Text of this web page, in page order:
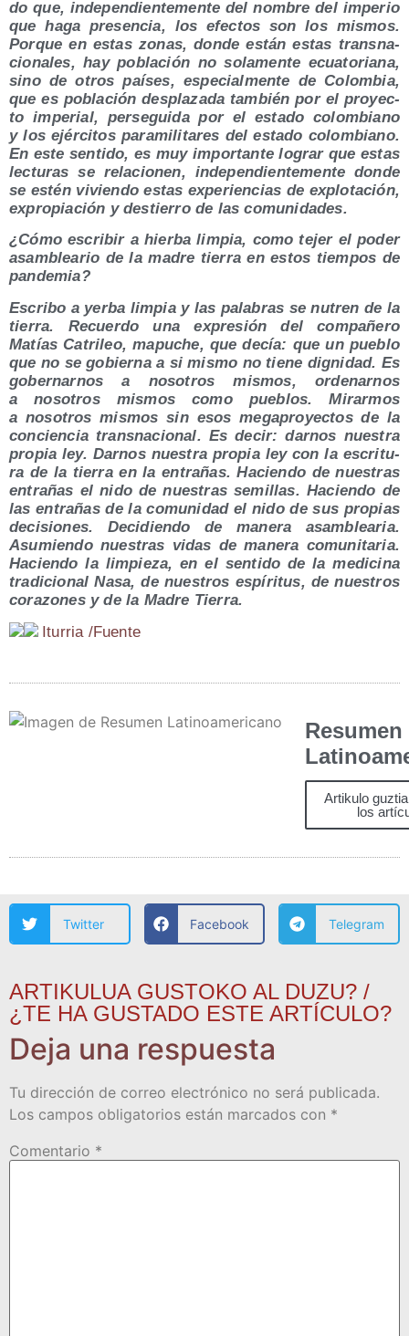
do que, inde­pen­dien­te­men­te del nom­bre del impe­rio
que haga pre­sen­cia, los efec­tos son los mis­mos.
Por­que en estas zonas, don­de están estas trans­na­
cio­na­les, hay pobla­ción no sola­men­te ecua­to­ria­na,
sino de otros paí­ses, espe­cial­men­te de Colom­bia,
que es pobla­ción des­pla­za­da tam­bién por el pro­yec­
to impe­rial, per­se­gui­da por el esta­do colom­biano
y los ejér­ci­tos para­mi­li­ta­res del esta­do colom­biano.
En este sen­ti­do, es muy impor­tan­te lograr que estas
lec­tu­ras se rela­cio­nen, inde­pen­dien­te­men­te don­de
se estén vivien­do estas expe­rien­cias de explo­ta­ción,
expro­pia­ción y des­tie­rro de las comunidades.
¿Cómo escri­bir a hier­ba lim­pia, como tejer el poder
asam­blea­rio de la madre tie­rra en estos tiem­pos de
pandemia?
Escri­bo a yer­ba lim­pia y las pala­bras se nutren de la
tie­rra. Recuer­do una expre­sión del com­pa­ñe­ro
Matías Catri­leo, mapu­che, que decía: que un pue­blo
que no se gobier­na a si mis­mo no tie­ne dig­ni­dad. Es
gober­nar­nos a noso­tros mis­mos, orde­nar­nos
a noso­tros mis­mos como pue­blos. Mirar­mos
a noso­tros mis­mos sin esos mega­pro­yec­tos de la
con­cien­cia trans­na­cio­nal. Es decir: dar­nos nues­tra
pro­pia ley. Dar­nos nues­tra pro­pia ley con la escri­tu­
ra de la tie­rra en la entra­ñas. Hacien­do de nues­tras
entra­ñas el nido de nues­tras semi­llas. Hacien­do de
las entra­ñas de la comu­ni­dad el nido de sus pro­pias
deci­sio­nes. Deci­dien­do de mane­ra asam­blea­ria.
Asu­mien­do nues­tras vidas de mane­ra comu­ni­ta­ria.
Hacien­do la lim­pie­za, en el sen­ti­do de la medi­ci­na
tra­di­cio­nal Nasa, de nues­tros espí­ri­tus, de nues­tros
cora­zo­nes y de la Madre Tierra.
Itu­rria /​Fuen­te
Resumen
Artikulo
los
Twitter Facebook Telegram
ARTIKULUA GUSTOKO AL DUZU? /
¿TE HA GUSTADO ESTE ARTÍCULO?
Deja una respuesta
Tu dirección de correo electrónico no será publicada.
Los campos obligatorios están marcados con *
Comentario *